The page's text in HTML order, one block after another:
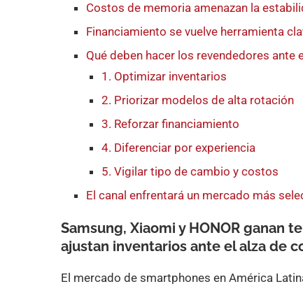
Costos de memoria amenazan la
Financiamiento se vuelve herramienta
Qué deben hacer los revendedores
1. Optimizar inventarios
2. Priorizar modelos de alta rotación
3. Reforzar financiamiento
4. Diferenciar por experiencia
5. Vigilar tipo de cambio y costos
El canal enfrentará un mercado más
Samsung, Xiaomi y HONOR ganan
ajustan inventarios ante el alza de
El mercado de smartphones en América